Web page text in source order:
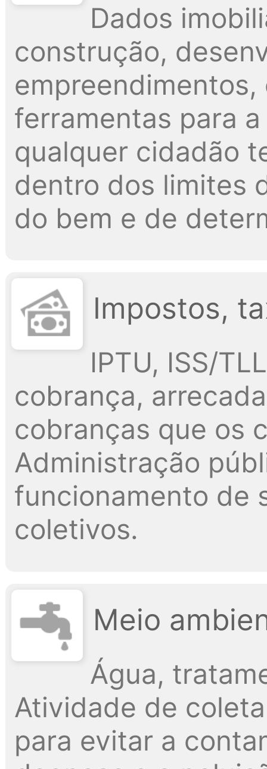
Dados
construção,
ferramentas para
qualquer cidadão
dentro dos limites
do bem e de
Impostos,
IPTU, ISS/
cobrança,
cobranças que os
Administração
funcionamento de
coletivos.
Meio
Água,
Atividade de
para evitar a